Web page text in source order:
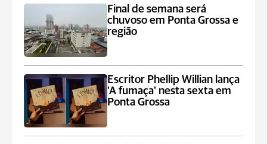
Final de semana será
chuvoso em Ponta Grossa e
região
Escritor Phellip Willian lança
'A fumaça' nesta sexta em
Ponta Grossa